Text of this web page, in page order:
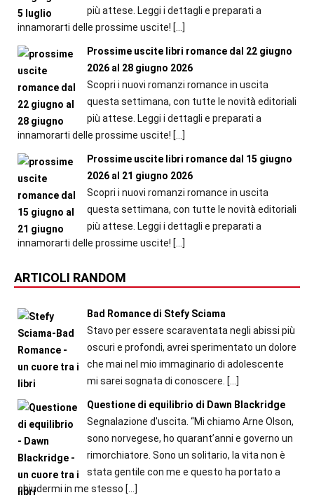
più attese. Leggi i dettagli e preparati a
innamorarti delle prossime uscite! […]
Prossime uscite libri romance dal 22 giugno
2026 al 28 giugno 2026
Scopri i nuovi romanzi romance in uscita
questa settimana, con tutte le novità editoriali
più attese. Leggi i dettagli e preparati a
innamorarti delle prossime uscite! […]
Prossime uscite libri romance dal 15 giugno
2026 al 21 giugno 2026
Scopri i nuovi romanzi romance in uscita
questa settimana, con tutte le novità editoriali
più attese. Leggi i dettagli e preparati a
innamorarti delle prossime uscite! […]
ARTICOLI RANDOM
Bad Romance di Stefy Sciama
Stavo per essere scaraventata negli abissi più
oscuri e profondi, avrei sperimentato un dolore
che mai nel mio immaginario di adolescente
mi sarei sognata di conoscere. […]
Questione di equilibrio di Dawn Blackridge
Segnalazione d'uscita. “Mi chiamo Arne Olson,
sono norvegese, ho quarant’anni e governo un
rimorchiatore. Sono un solitario, la vita non è
stata gentile con me e questo ha portato a
chiudermi in me stesso […]